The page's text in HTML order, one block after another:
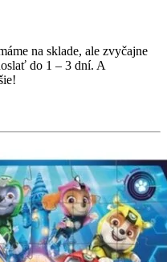
na sklade, ale zvyčajne
do 1 – 3 dní. A